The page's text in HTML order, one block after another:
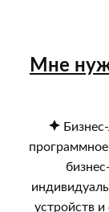
Мне
устройств